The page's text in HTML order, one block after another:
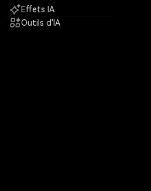
Effets IA
Outils d'IA